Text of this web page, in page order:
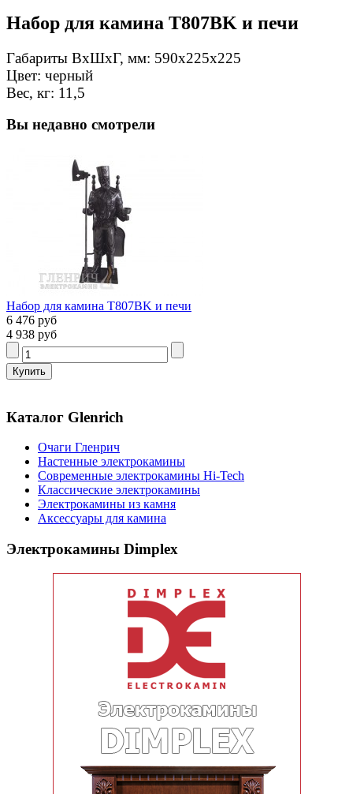
Набор для камина T807BK и печи
Габариты ВxШxГ, мм: 590х225х225
Цвет: черный
Вес, кг: 11,5
Вы недавно смотрели
Набор для камина T807BK и печи
6 476 руб
4 938 руб
Каталог Glenrich
Очаги Гленрич
Настенные электрокамины
Современные электрокамины Hi-Tech
Классические электрокамины
Электрокамины из камня
Аксессуары для камина
Электрокамины Dimplex